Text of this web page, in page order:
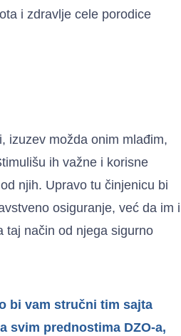
i zdravlje cele porodice
izuzev možda onim mlađim,
ih važne i korisne
njih. Upravo tu činjenicu bi
osiguranje, već da im i
taj način od njega sigurno
bi vam stručni tim sajta
svim prednostima DZO-a,